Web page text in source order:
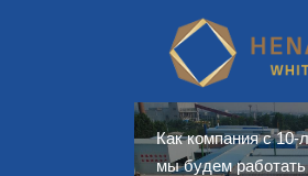
Как компания с
мы будем